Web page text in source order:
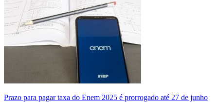
Prazo para pagar taxa do Enem 2025 é prorrogado até 27 de junho